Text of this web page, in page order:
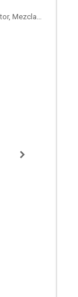
Sound Designer, Supervising Sound Editor, Mezclador de Re-Grabación de Sonido